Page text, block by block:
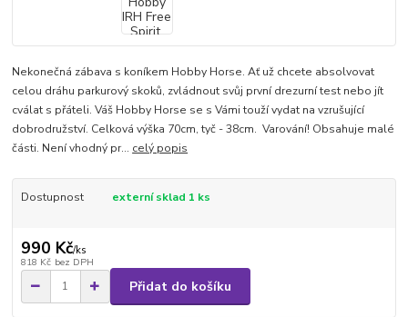
Nekonečná zábava s koníkem Hobby Horse. Ať už chcete absolvovat
celou dráhu parkurový skoků, zvládnout svůj první drezurní test nebo jít
cválat s přáteli. Váš Hobby Horse se s Vámi touží vydat na vzrušující
dobrodružství. Celková výška 70cm, tyč - 38cm. Varování! Obsahuje malé
části. Není vhodný pr... celý popis
Dostupnost externí sklad 1 ks
990 Kč/ks
818 Kč bez DPH
Přidat do košíku